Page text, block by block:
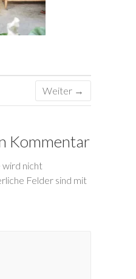
Weiter →
Kommentar
wird nicht
Felder sind mit